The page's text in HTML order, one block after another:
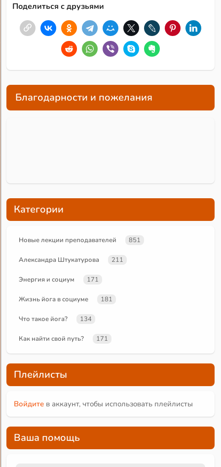
Поделиться с друзьями
Благодарности и пожелания
Категории
Новые лекции преподавателей 851
Александра Штукатурова 211
Энергия и социум 171
Жизнь йога в социуме 181
Что такое йога? 134
Как найти свой путь? 171
Плейлисты
Войдите в аккаунт, чтобы использовать плейлисты
Ваша помощь